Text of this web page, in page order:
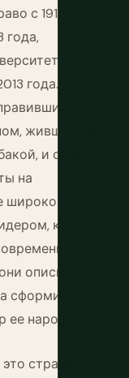
с 1918 года,
года,
с XIX
года.
с 2010
жившим на
и отдавал
на
широко
которого
описывают
сформировала
народа.
страна,